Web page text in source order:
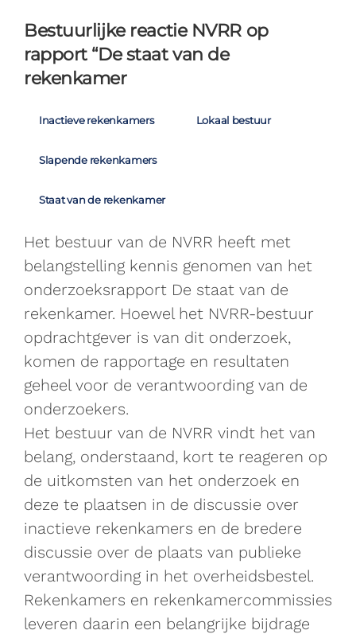
Bestuurlijke reactie NVRR op
rapport “De staat van de
rekenkamer
Inactieve rekenkamers Lokaal bestuur
Slapende rekenkamers
Staat van de rekenkamer
Het bestuur van de NVRR heeft met
belangstelling kennis genomen van het
onderzoeksrapport De staat van de
rekenkamer. Hoewel het NVRR-bestuur
opdrachtgever is van dit onderzoek,
komen de rapportage en resultaten
geheel voor de verantwoording van de
onderzoekers.
Het bestuur van de NVRR vindt het van
belang, onderstaand, kort te reageren op
de uitkomsten van het onderzoek en
deze te plaatsen in de discussie over
inactieve rekenkamers en de bredere
discussie over de plaats van publieke
verantwoording in het overheidsbestel.
Rekenkamers en rekenkamercommissies
leveren daarin een belangrijke bijdrage